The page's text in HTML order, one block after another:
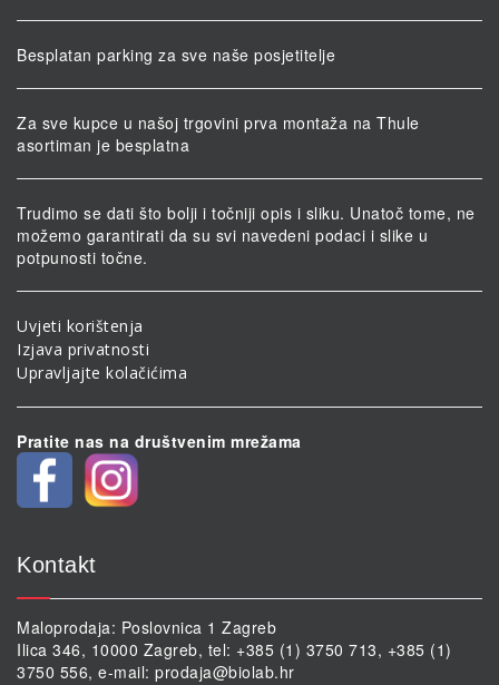
Besplatan parking za sve naše posjetitelje
Za sve kupce u našoj trgovini prva montaža na Thule
asortiman je besplatna
Trudimo se dati što bolji i točniji opis i sliku. Unatoč tome, ne
možemo garantirati da su svi navedeni podaci i slike u
potpunosti točne.
Uvjeti korištenja
Izjava privatnosti
Upravljajte kolačićima
Pratite nas na društvenim mrežama
Kontakt
Maloprodaja: Poslovnica 1 Zagreb
Ilica 346, 10000 Zagreb, tel: +385 (1) 3750 713, +385 (1)
3750 556, e-mail: prodaja@biolab.hr